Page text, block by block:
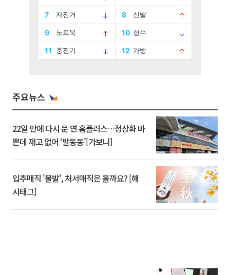
주요뉴스
22일 만에 다시 문 연 홈플러스…정상화 바
쁜데 재고 없어 ‘발동동’[가보니]
입추매직 '불발', 처서매직은 올까요? [해
시태그]